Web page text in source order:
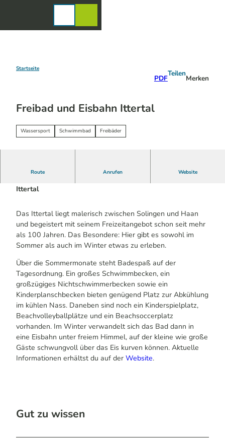
Startseite
PDF
Teilen
Merken
Freibad und Eisbahn Ittertal
Wassersport Schwimmbad Freibäder
Route Anrufen Website
Ittertal
Das Ittertal liegt malerisch zwischen Solingen und Haan
und begeistert mit seinem Freizeitangebot schon seit mehr
als 100 Jahren. Das Besondere: Hier gibt es sowohl im
Sommer als auch im Winter etwas zu erleben.
Über die Sommermonate steht Badespaß auf der
Tagesordnung. Ein großes Schwimmbecken, ein
großzügiges Nichtschwimmerbecken sowie ein
Kinderplanschbecken bieten genügend Platz zur Abkühlung
im kühlen Nass. Daneben sind noch ein Kinderspielplatz,
Beachvolleyballplätze und ein Beachsoccerplatz
vorhanden. Im Winter verwandelt sich das Bad dann in
eine Eisbahn unter freiem Himmel, auf der kleine wie große
Gäste schwungvoll über das Eis kurven können. Aktuelle
Informationen erhältst du auf der Website.
Gut zu wissen